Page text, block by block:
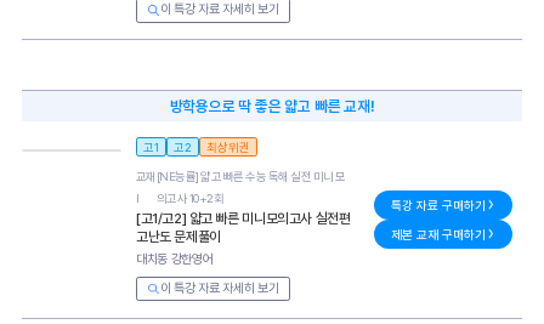
이 특강 자료 자세히 보기
방학용으로 딱 좋은 얇고 빠른 교재!
고1 고2 최상위권
교재 [NE능률] 얇고 빠른 수능 독해 실전 미니 모
의고사 10+2회
[고1/고2] 얇고 빠른 미니모의고사 실전편
고난도 문제풀이
대치동 강한영어
이 특강 자료 자세히 보기
특강 자료 구매하기
제본 교재 구매하기